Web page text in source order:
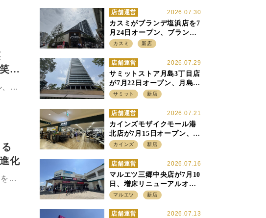
7
と
周
ー
る
知
こ
入
顔
約
の
ロ
す
、
ン
笑
が
ス
化
運
入
発
すみ分け
2026.07.30
店舗運営
カスミがブランデ塩浜店を7
月24日オープン、ブランデ5
店目は生鮮、デリカ強化の
入れ
カスミ 新店
2026.07.29
店舗運営
サミットストア月島3丁目店
が7月22日オープン、月島の
58階建てタワーマンション1
を出店
サミット 新店
2026.07.21
店舗運営
カインズモザイクモール港
北店が7月15日オープン、出
店強化の神奈川県、駅前
カインズ 新店
2026.07.16
店舗運営
マルエツ三郷中央店が7月10
日、増床リニューアルオー
プン、「アーバン500坪モデ
立地受け、寿司を象徴に
マルエツ 新店
2026.07.13
店舗運営